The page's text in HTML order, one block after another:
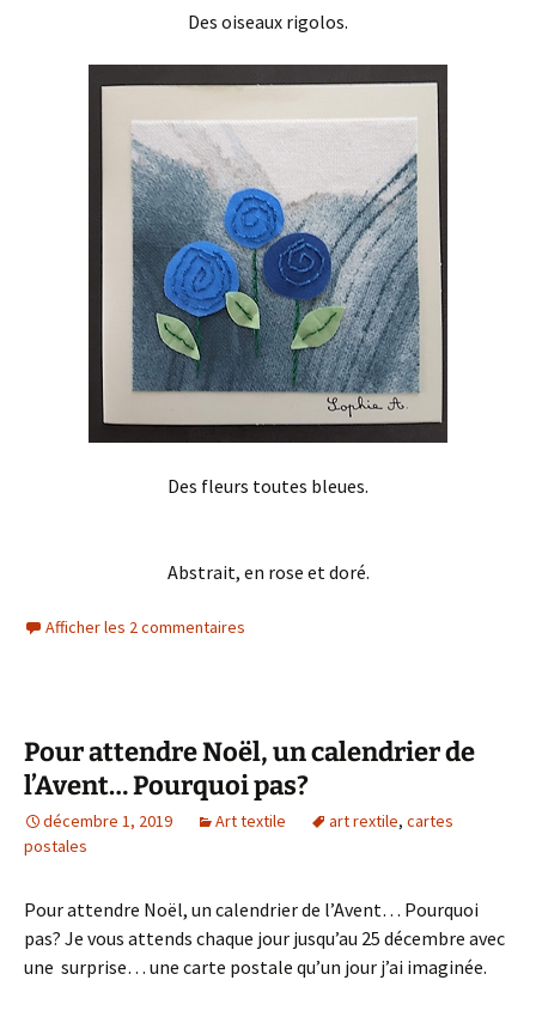
Des oiseaux rigolos.
Des fleurs toutes bleues.
Abstrait, en rose et doré.
Afficher les 2 commentaires
Pour attendre Noël, un calendrier de
l’Avent… Pourquoi pas?
décembre 1, 2019 Art textile art rextile, cartes
postales
Pour attendre Noël, un calendrier de l’Avent… Pourquoi
pas? Je vous attends chaque jour jusqu’au 25 décembre avec
une surprise… une carte postale qu’un jour j’ai imaginée.